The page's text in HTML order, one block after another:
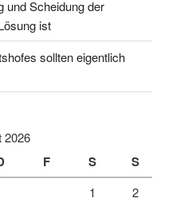
und Scheidung der
ist
sollten eigentlich
2026
F S S
1
2